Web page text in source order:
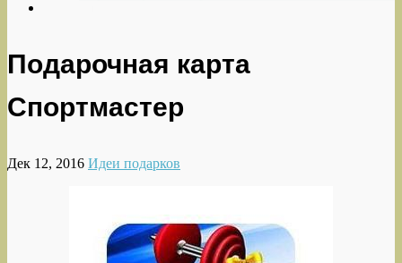
Подарочная карта
Спортмастер
Дек 12, 2016 Идеи подарков